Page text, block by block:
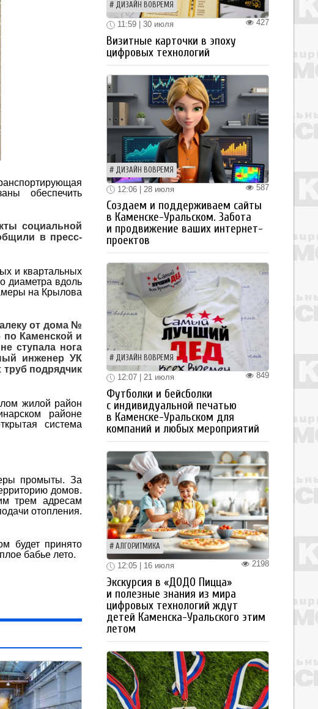
обеспечить
социальной
в пресс-
и квартальных
диаметра вдоль
на Крылова
от дома №
Каменской и
ступала нога
инженер УК
подрядчик
жилой район
районе
система
промыты. За
домов.
трем адресам
отопления.
будет принято
бабье лето.
ДИЗАЙН ВОВРЕМЯ
427
11:59 | 30 июля
Визитные карточки в эпоху
цифровых технологий
ДИЗАЙН ВОВРЕМЯ
587
12:06 | 28 июля
Создаем и поддерживаем сайты
в Каменске-Уральском. Забота
и продвижение ваших интернет-
проектов
ДИЗАЙН ВОВРЕМЯ
849
12:07 | 21 июля
Футболки и бейсболки
с индивидуальной печатью
в Каменске-Уральском для
компаний и любых мероприятий
АЛГОРИТМИКА
2198
12:05 | 16 июля
Экскурсия в «ДОДО Пицца»
и полезные знания из мира
цифровых технологий ждут
детей Каменска-Уральского этим
летом